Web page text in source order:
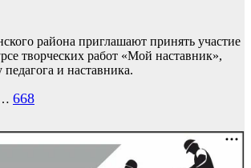
района приглашают принять участие
творческих работ «Мой наставник»,
и наставника.
668